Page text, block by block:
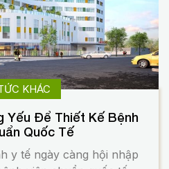
KHÁC
Yếu Để Thiết Kế Bệnh
Quốc Tế
y tế ngày càng hội nhập